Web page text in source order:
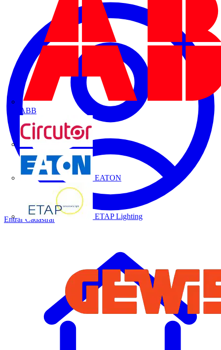
ABB
CIRCUTOR
EATON
ETAP Lighting
Entrar Cadastrar